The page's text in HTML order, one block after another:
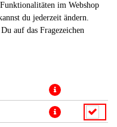
im Webshop
du jederzeit ändern.
auf das Fragezeichen